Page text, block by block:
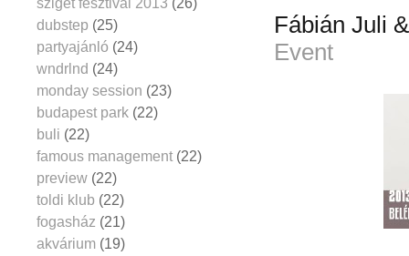
Fábián Juli
Event
dubstep (25)
partyajánló (24)
wndrlnd (24)
monday session (23)
budapest park (22)
buli (22)
famous management (22)
preview (22)
toldi klub (22)
fogasház (21)
akvárium (19)